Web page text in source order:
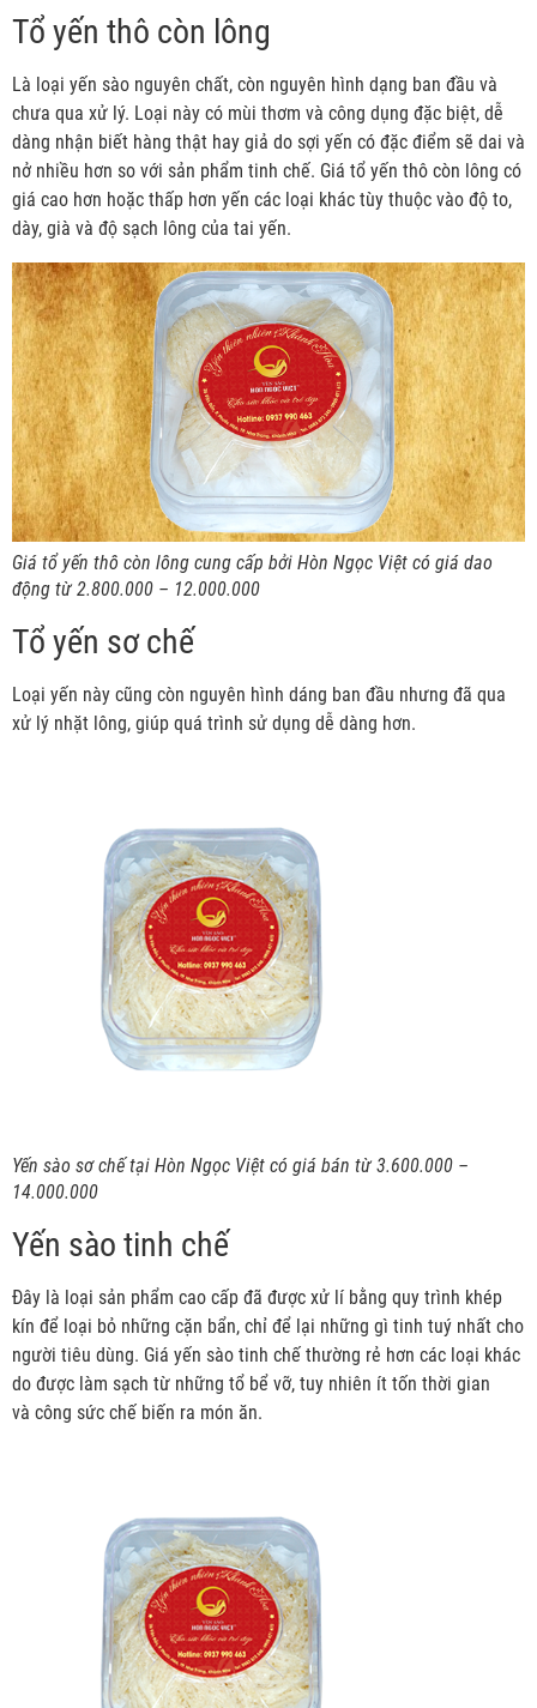
Tổ yến thô còn lông
Là loại yến sào nguyên chất, còn nguyên hình dạng ban đầu và
chưa qua xử lý. Loại này có mùi thơm và công dụng đặc biệt, dễ
dàng nhận biết hàng thật hay giả do sợi yến có đặc điểm sẽ dai và
nở nhiều hơn so với sản phẩm tinh chế. Giá tổ yến thô còn lông có
giá cao hơn hoặc thấp hơn yến các loại khác tùy thuộc vào độ to,
dày, già và độ sạch lông của tai yến.
Giá tổ yến thô còn lông cung cấp bởi Hòn Ngọc Việt có giá dao
động từ 2.800.000 – 12.000.000
Tổ yến sơ chế
Loại yến này cũng còn nguyên hình dáng ban đầu nhưng đã qua
xử lý nhặt lông, giúp quá trình sử dụng dễ dàng hơn.
Yến sào sơ chế tại Hòn Ngọc Việt có giá bán từ 3.600.000 –
14.000.000
Yến sào tinh chế
Đây là loại sản phẩm cao cấp đã được xử lí bằng quy trình khép
kín để loại bỏ những cặn bẩn, chỉ để lại những gì tinh tuý nhất cho
người tiêu dùng. Giá yến sào tinh chế thường rẻ hơn các loại khác
do được làm sạch từ những tổ bể vỡ, tuy nhiên ít tốn thời gian
và công sức chế biến ra món ăn.